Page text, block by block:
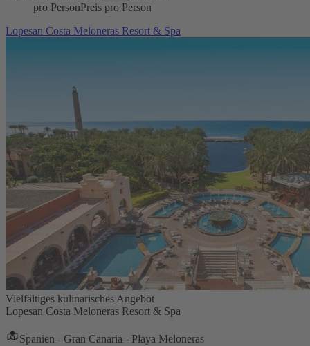
pro PersonPreis pro Person
Lopesan Costa Meloneras Resort & Spa
Vielfältiges kulinarisches Angebot
Lopesan Costa Meloneras Resort & Spa
Spanien - Gran Canaria - Playa Meloneras